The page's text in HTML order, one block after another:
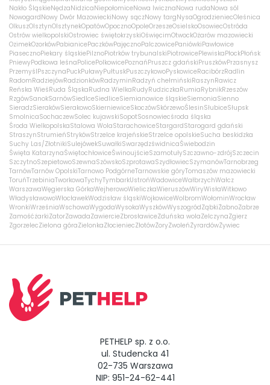
Nakło ŚląskieNędzaNidzicaNiepołomiceNowa IwicznaNowa rudaNowa sól
NowogardNowy Dwór MazowieckiNowy sączNowy targNysaOgrodzieniecOleśnica
OlkuszOlsztynOlsztynekOpatówOpocznoOpoleOrzeszeOsielskoOsowiecOstróda
Ostrów wielkopolskiOstrowiec świętokrzyskiOświęcimOtwockOżarów mazowiecki
OzimekOzorkówPabianicePaczkówPajęcznoPalczowicePaniówkiPawłowice
PiasecznoPiekary śląskiePilznoPiotrków trybunalskiPiotrowicePlewiskaPłockPłońsk
PniewyPodkowa leśnaPolicePolkowicePoznańPruszcz gdańskiPruszkówPrzasnysz
PrzemyślPszczynaPuckPuławyPułtuskPuszczykowoPyskowiceRacibórzRadlin
RadomRadziejówRadzionkówRadzyminRadzyń chełmińskiRaszynRawicz
Reńska WieśRuda ŚląskaRudna WielkaRudyRudziczkaRumiaRybnikRzeszów
RzgówSanokSarnówSiedlceSiedliceSiemianowice śląskieSiemoniaSienno
SieradzSierakówSierakowoSkierniewiceSkoczówSkórzewoŚlesinSłubiceSłupsk
SmolnicaSochaczewSolec kujawskiSopotSosnowiecśroda śląska
Środa WielkopolskaStalowa WolaStarachowiceStargardStarogard gdański
StraszynStrumieńStrykówStrzelce krajeńskieStrzelce opolskieSucha beskidzka
Suchy Las/ZłotnikiSulejówekSuwałkiSwarzędzświdnicaŚwiebodzin
Święta KatarzynaŚwiętochłowiceŚwinoujścieSzamotułySzczawno-zdrójSzczecin
SzczytnoSzepietowoSzewnaSzówskoSzprotawaSzydłowiecSzymanówTarnobrzeg
TarnówTarnów OpolskiTarnowo PodgórneTarnowskie góryTomaszów mazowiecki
ToruńTrzebiniaTworkowaTychyTymbarkUstrońWadowiceWałbrzychWałcz
WarszawaWęgierska GórkaWejherowoWieliczkaWieruszówWiryWisłaWitkowo
WładysławowoWłocławekWodzisław śląskiWojkowiceWolbromWołominWrocław
WronkiWrześniaWschowaWygodaWysokaWyszkówWyszogródZąbkiŻabnoZabrze
ZamośćżarkiZatorZawadaZawiercieZbrosławiceZduńska wolaZelczynaZgierz
ZgorzelecZielona góraZielonkaZłocieniecZłotówŻoryZwoleńŻyrardówŻywiec
PETHELP sp. z o.o.
ul. Studencka 41
02-735 Warszawa
NIP: 951-24-62-441